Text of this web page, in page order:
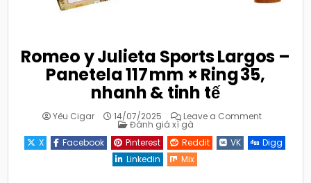
Romeo y Julieta Sports Largos –
Panetela 117 mm × Ring 35,
nhanh & tinh tế
Yêu Cigar 14/07/2025 Leave a Commenton
Julieta
Sports
Posted
Đánh giá xì gà
X
Facebook Pinterest Reddit VK
Digg
Linkedin
Mix